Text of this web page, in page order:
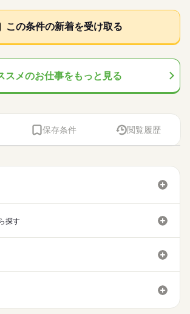
この条件の新着を受け取る
スメのお仕事をもっと見る
保存条件 閲覧履歴
探す